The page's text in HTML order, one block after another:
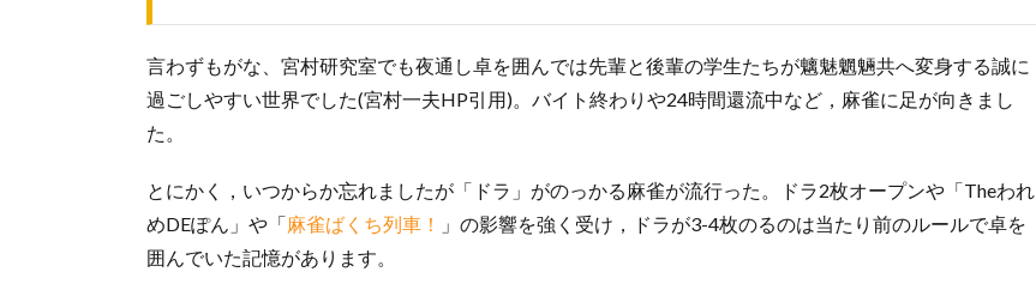
言わずもがな、宮村研究室でも夜通し卓を囲んでは先輩と後輩の学生たちが魑魅魍魎共へ変身する誠に
過ごしやすい世界でした(宮村一夫HP引用)。バイト終わりや24時間還流中など，麻雀に足が向きまし
た。
とにかく，いつからか忘れましたが「ドラ」がのっかる麻雀が流行った。ドラ2枚オープンや「Theわれ
めDEぽん」や「麻雀ばくち列車！
」の影響を強く受け，ドラが3-4枚のるのは当たり前のルールで卓を
囲んでいた記憶があります。